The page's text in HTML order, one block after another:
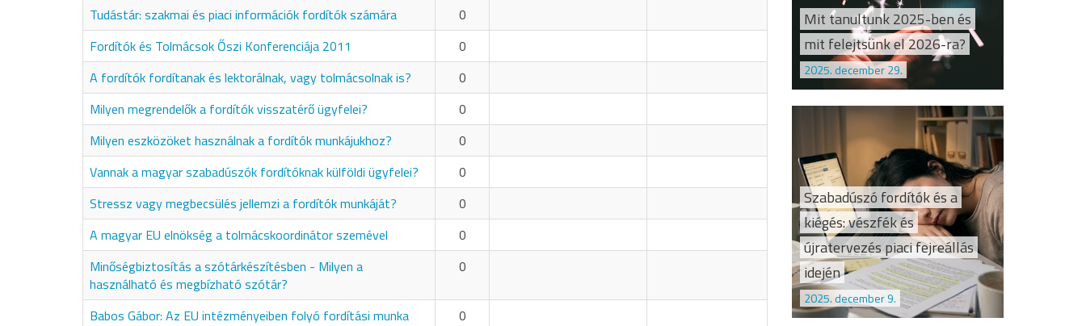
Tudástár: szakmai és piaci információk fordítók számára
0
Fordítók és Tolmácsok Őszi Konferenciája 2011
0
A fordítók fordítanak és lektorálnak, vagy tolmácsolnak is?
0
Milyen megrendelők a fordítók visszatérő ügyfelei?
0
Milyen eszközöket használnak a fordítók munkájukhoz?
0
Vannak a magyar szabadúszók fordítóknak külföldi ügyfelei?
0
Stressz vagy megbecsülés jellemzi a fordítók munkáját?
0
A magyar EU elnökség a tolmácskoordinátor szemével
0
Minőségbiztosítás a szótárkészítésben - Milyen a
használható és megbízható szótár?
0
Babos Gábor: Az EU intézményeiben folyó fordítási munka 0
Mit tanultunk 2025-ben és
mit felejtsünk el 2026-ra?
2025. december 29.
Szabadúszó fordítók és a
kiégés: vészfék és
újratervezés piaci fejreállás
idején
2025. december 9.